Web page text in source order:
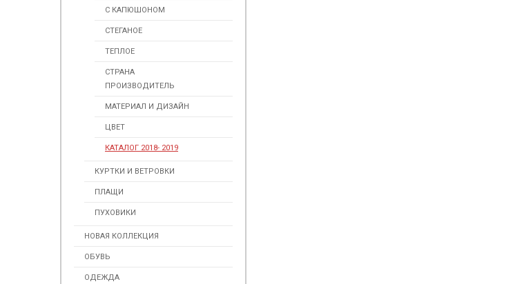
С КАПЮШОНОМ
СТЕГАНОЕ
ТЕПЛОЕ
СТРАНА
ПРОИЗВОДИТЕЛЬ
МАТЕРИАЛ И ДИЗАЙН
ЦВЕТ
КАТАЛОГ 2018- 2019
КУРТКИ И ВЕТРОВКИ
ПЛАЩИ
ПУХОВИКИ
НОВАЯ КОЛЛЕКЦИЯ
ОБУВЬ
ОДЕЖДА